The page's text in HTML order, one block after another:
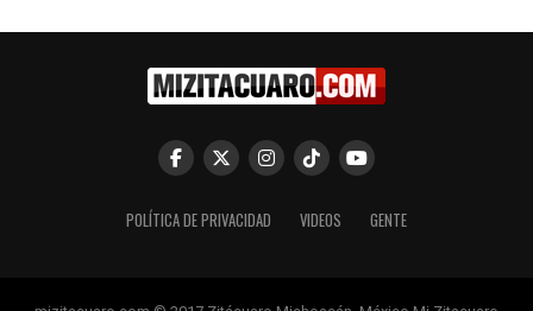
30 noviembre, 2023
ARTICULO DESTACADO
Mary Carmen Bernal impulsa construcción de panteón
POLÍTICA DE PRIVACIDAD VIDEOS GENTE